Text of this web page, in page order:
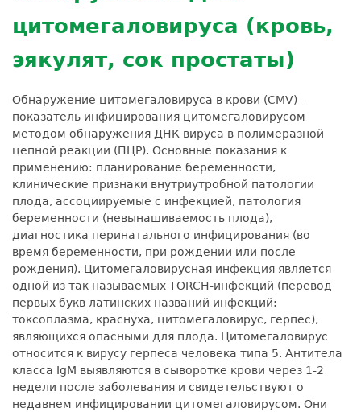
Усиление профилактических мер для
безопасности пациентов
цитомегаловируса (кровь,
эякулят, сок простаты)
Обнаружение цитомегаловируса в крови (CMV) -
показатель инфицирования цитомегаловирусом
методом обнаружения ДНК вируса в полимеразной
цепной реакции (ПЦР). Основные показания к
применению: планирование беременности,
клинические признаки внутриутробной патологии
плода, ассоциируемые с инфекцией, патология
беременности (невынашиваемость плода),
диагностика перинатального инфицирования (во
время беременности, при рождении или после
рождения). Цитомегаловирусная инфекция является
одной из так называемых TORCH-инфекций (перевод
первых букв латинских названий инфекций:
токсоплазма, краснуха, цитомегаловирус, герпес),
являющихся опасными для плода. Цитомегаловирус
относится к вирусу герпеса человека типа 5. Антитела
класса IgM выявляются в сыворотке крови через 1-2
недели после заболевания и свидетельствуют о
недавнем инфицировании цитомегаловирусом. Они